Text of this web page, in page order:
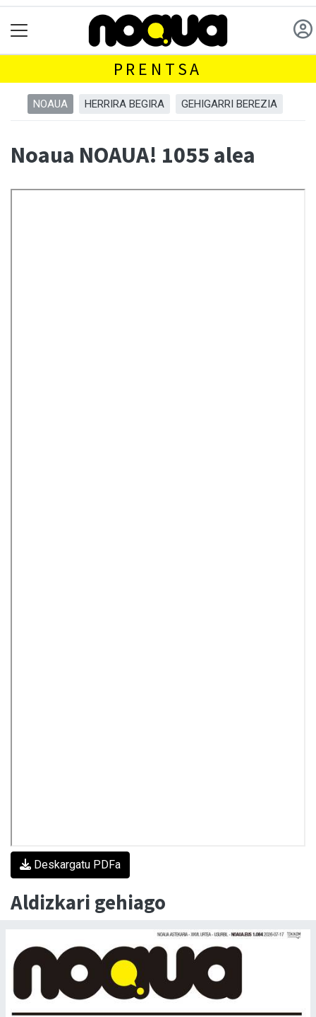
PRENTSA
NOAUA HERRIRA BEGIRA GEHIGARRI BEREZIA
Noaua NOAUA! 1055 alea
Deskargatu PDFa
Aldizkari gehiago